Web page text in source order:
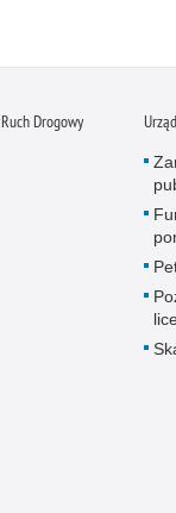
Ruch Drogowy Urząd